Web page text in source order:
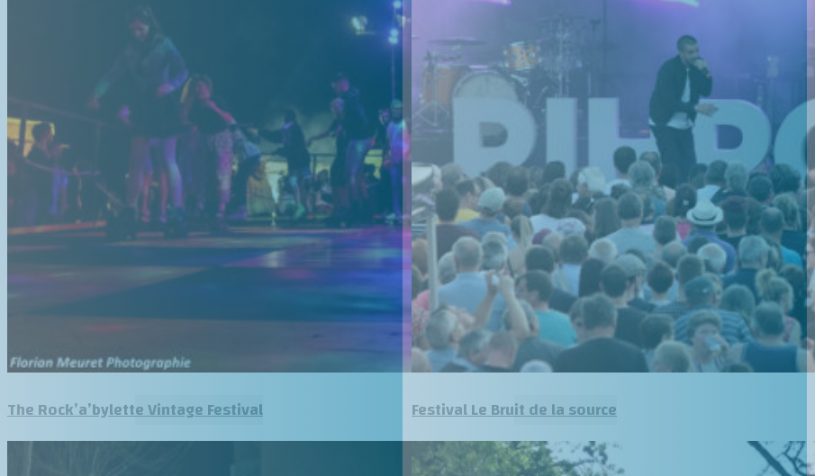
The Rock’a’bylette Vintage Festival Festival Le Bruit de la source